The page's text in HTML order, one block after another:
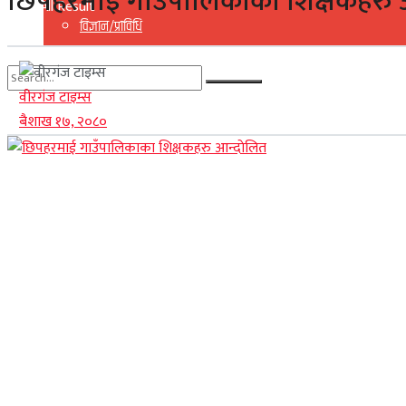
विज्ञान/प्राविधि
No Result
View All Result
View All Result
वीरगंज टाइम्स
बैशाख १७, २०८०